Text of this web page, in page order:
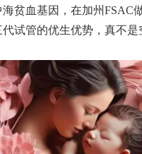
贫血基因，在加州FSAC
试管的优生优势，真不是